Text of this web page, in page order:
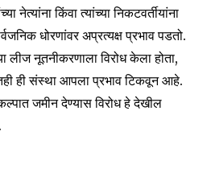
email address on our website
your inbox. Your information is
नेत्यांना किंवा त्यांच्या निकटवर्तीयांना
धोरणांवर अप्रत्यक्ष प्रभाव पडतो.
लीज नूतनीकरणाला विरोध केला होता,
ही संस्था आपला प्रभाव टिकवून आहे.
जमीन देण्यास विरोध हे देखील